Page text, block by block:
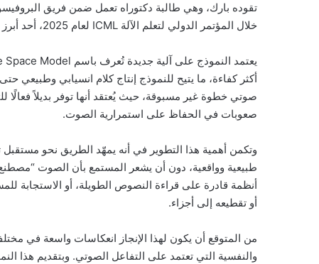
تقوده بارك، وهي طالبة دكتوراه تعمل ضمن فريق
خلال المؤتمر الدولي لتعلم الآلة ICML لعام 2025، أحد أبرز المؤتمرات العالمية في مجال الذكاء الاصطناعي وتعلم الآلة.
أكثر كفاءة، ما يتيح للنموذج إنتاج كلام انسيابي
صعوبات في الحفاظ على استمرارية الصوت.
وتكمن أهمية هذا التطوير في أنه يمهّد الطريق نحو مستقبل
طبيعية وواقعية، دون أن يشعر المستمع بأن الصوت
أنظمة قادرة على قراءة النصوص الطويلة، أو الاستجابة
أو تقطيعه إلى أجزاء.
من المتوقع أن يكون لهذا الإنجاز انعكاسات واسعة في